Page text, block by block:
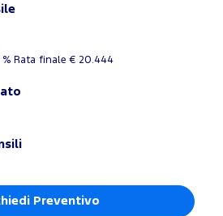
% Rata finale € 20.444
Preventivo